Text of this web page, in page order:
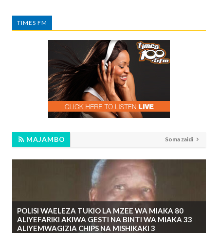
TIMES FM
MAJAMBO Soma zaidi
POLISI WAELEZA TUKIO LA MZEE WA MIAKA 80
ALIYEFARIKI AKIWA GESTI NA BINTI WA MIAKA 33
ALIYEMWAGIZIA CHIPS NA MISHIKAKI 3